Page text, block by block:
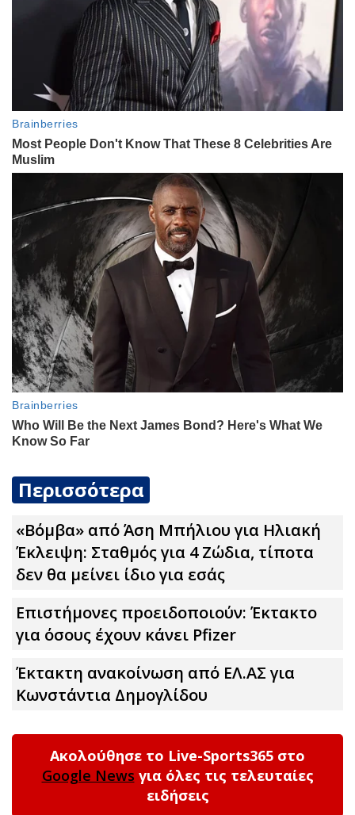
Περισσότερα
«Βόμβα» από Άση Μπήλιου για Ηλιακή
Έκλειψη: Σταθμός για 4 Zώδια, τίποτα
δεν θα μείνει ίδιο για εσάς
Επιστήμονες πpοειδοποιούν: Έκτακτο
για όσους έχουν κάνει Pfizer
Έκτακτη ανακοίνωση από ΕΛ.ΑΣ για
Κωνστάντια Δημογλίδου
Ακολούθησε το Live-Sports365 στο
Google News για όλες τις τελευταίες
ειδήσεις